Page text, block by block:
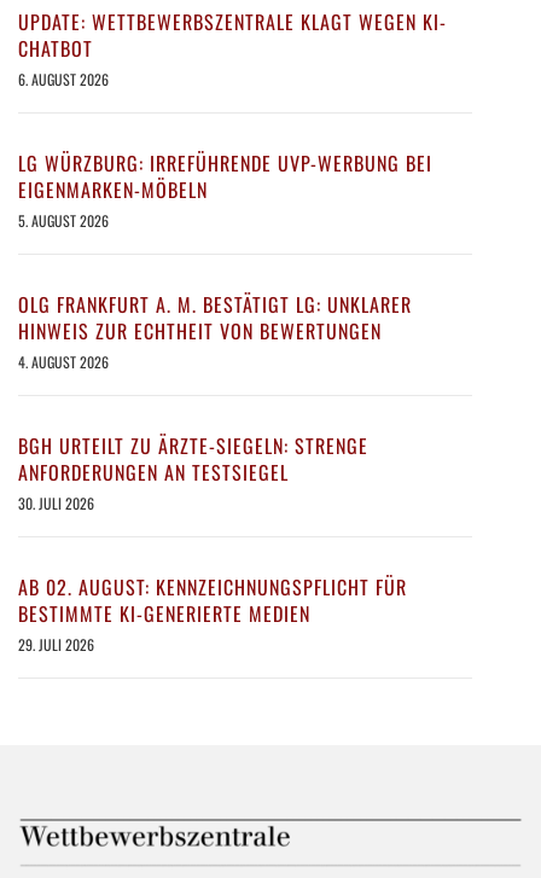
UPDATE: WETTBEWERBSZENTRALE KLAGT WEGEN KI-
CHATBOT
6. AUGUST 2026
LG WÜRZBURG: IRREFÜHRENDE UVP-WERBUNG BEI
EIGENMARKEN-MÖBELN
5. AUGUST 2026
OLG FRANKFURT A. M. BESTÄTIGT LG: UNKLARER
HINWEIS ZUR ECHTHEIT VON BEWERTUNGEN
4. AUGUST 2026
BGH URTEILT ZU ÄRZTE-SIEGELN: STRENGE
ANFORDERUNGEN AN TESTSIEGEL
30. JULI 2026
AB 02. AUGUST: KENNZEICHNUNGSPFLICHT FÜR
BESTIMMTE KI-GENERIERTE MEDIEN
29. JULI 2026